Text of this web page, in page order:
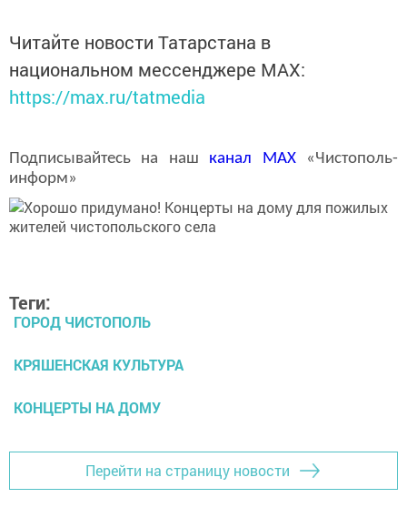
Читайте новости Татарстана в
национальном мессенджере MАХ:
https://max.ru/tatmedia
Подписывайтесь на наш канал MAX«Чистополь-
информ»
Теги:
ГОРОД ЧИСТОПОЛЬ
КРЯШЕНСКАЯ КУЛЬТУРА
КОНЦЕРТЫ НА ДОМУ
Перейти на страницу новости